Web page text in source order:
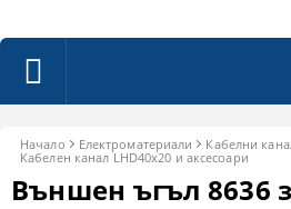
Начало Електроматериали
Кабелни
Кабелен канал LHD40x20 и аксесоари
Външен ъгъл 8636